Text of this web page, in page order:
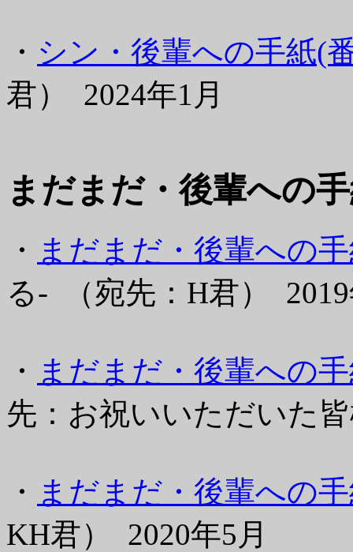
・ シン・後輩への手紙(
君） 2024年1月
まだまだ・後輩への
・ まだまだ・後輩への
る- （宛先：H君）
・ まだまだ・後輩への
先：お祝いいただいた
・ まだまだ・後輩への
KH君） 2020年5月